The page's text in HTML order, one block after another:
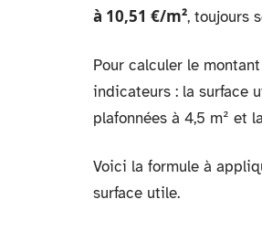
à 10,51 €/m², toujours
Pour calculer le
indicateurs : la surface
plafonnées à 4,5 m² et
Voici la formule à
surface utile.